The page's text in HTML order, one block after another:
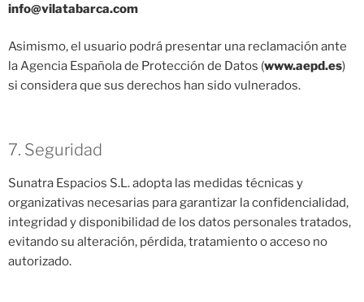
info@vilatabarca.com
Asimismo, el usuario podrá presentar una reclamación ante
la Agencia Española de Protección de Datos (www.aepd.es)
si considera que sus derechos han sido vulnerados.
7. Seguridad
Sunatra Espacios S.L. adopta las medidas técnicas y
organizativas necesarias para garantizar la confidencialidad,
integridad y disponibilidad de los datos personales tratados,
evitando su alteración, pérdida, tratamiento o acceso no
autorizado.